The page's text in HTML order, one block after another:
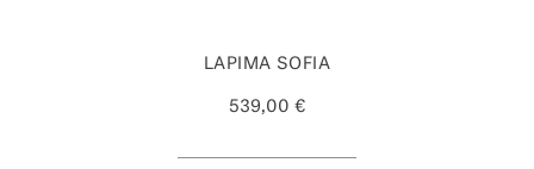
LAPIMA SOFIA
539,00 €